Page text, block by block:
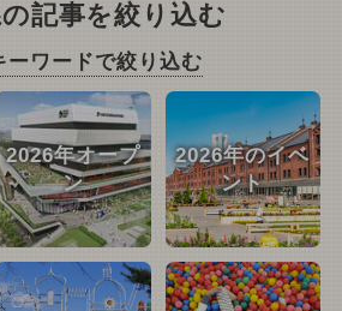
記事を絞り込む
ーワードで絞り込む
2026年オープ
ン
2026年のイベ
ント